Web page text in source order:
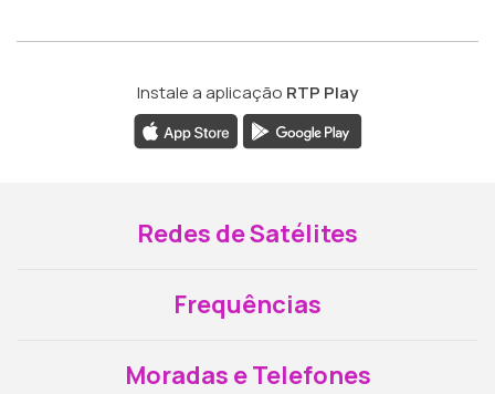
Instale a aplicação RTP Play
Redes de Satélites
Frequências
Moradas e Telefones